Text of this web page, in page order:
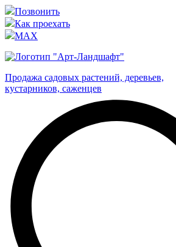
Позвонить
Как проехать
MAX
Продажа садовых растений, деревьев,
кустарников, саженцев